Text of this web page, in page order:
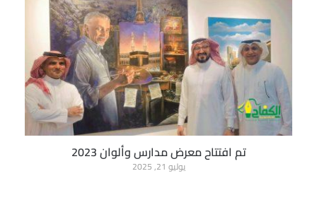
تم افتتاح معرض مدارس وألوان 2023
يوليو 21, 2025